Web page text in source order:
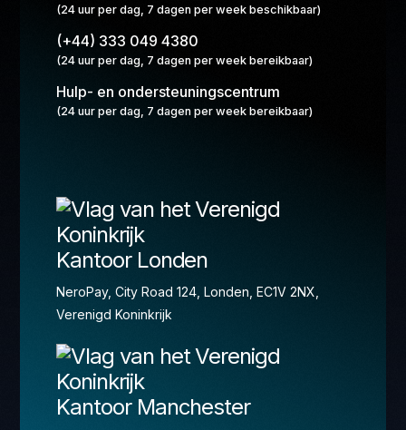
(24 uur per dag, 7 dagen per week beschikbaar)
(+44) 333 049 4380
(24 uur per dag, 7 dagen per week bereikbaar)
Hulp- en ondersteuningscentrum
(24 uur per dag, 7 dagen per week bereikbaar)
Kantoor Londen
NeroPay, City Road 124, Londen, EC1V 2NX,
Verenigd Koninkrijk
Kantoor Manchester